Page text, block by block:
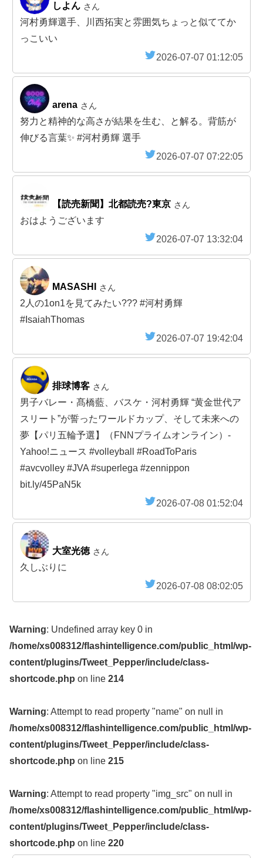
しよん さん
河村勇輝選手、川西拓実と雰囲気ちょっと似ててか
っこいい
2026-07-07 01:12:05
arena さん
努力と精神的な高さが結果を生む、と解る。背筋が
伸びる言葉✨ #河村勇輝 選手
2026-07-07 07:22:05
【読売新聞】北都読売?東京 さん
おはようございます
2026-07-07 13:32:04
MASASHI さん
2人の1on1を見てみたい??? #河村勇輝
#IsaiahThomas
2026-07-07 19:42:04
排球博客 さん
男子バレー・髙橋藍、バスケ・河村勇輝 “黄金世代ア
スリート”が誓ったワールドカップ、そして未来への
夢【パリ五輪予選】（FNNプライムオンライン）-
Yahoo!ニュース #volleyball #RoadToParis
#avcvolley #JVA #superlega #zennippon
bit.ly/45PaN5k
2026-07-08 01:52:04
大室光徳 さん
久しぶりに
2026-07-08 08:02:05
Warning: Undefined array key 0 in
/home/xs008312/flashintelligence.com/public_html/wp-
content/plugins/Tweet_Pepper/include/class-
shortcode.php on line 214
Warning: Attempt to read property "name" on null in
/home/xs008312/flashintelligence.com/public_html/wp-
content/plugins/Tweet_Pepper/include/class-
shortcode.php on line 215
Warning: Attempt to read property "img_src" on null in
/home/xs008312/flashintelligence.com/public_html/wp-
content/plugins/Tweet_Pepper/include/class-
shortcode.php on line 220